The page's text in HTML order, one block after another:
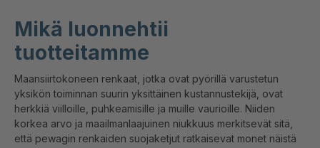
Mikä luonnehtii
tuotteitamme
Maansiirtokoneen renkaat, jotka ovat pyörillä varustetun
yksikön toiminnan suurin yksittäinen kustannustekijä, ovat
herkkiä viilloille, puhkeamisille ja muille vaurioille. Niiden
korkea arvo ja maailmanlaajuinen niukkuus merkitsevät sitä,
että pewagin renkaiden suojaketjut ratkaisevat monet näistä